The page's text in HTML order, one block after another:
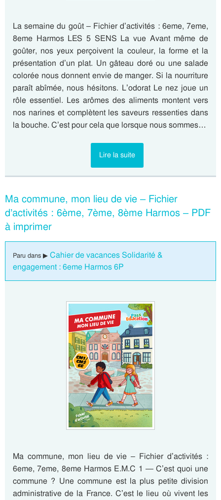
La semaine du goût – Fichier d’activités : 6eme, 7eme,
8eme Harmos LES 5 SENS La vue Avant même de
goûter, nos yeux perçoivent la couleur, la forme et la
présentation d’un plat. Un gâteau doré ou une salade
colorée nous donnent envie de manger. Si la nourriture
paraît abîmée, nous hésitons. L’odorat Le nez joue un
rôle essentiel. Les arômes des aliments montent vers
nos narines et complètent les saveurs ressenties dans
la bouche. C’est pour cela que lorsque nous sommes…
Lire la suite
Ma commune, mon lieu de vie – Fichier
d’activités : 6ème, 7ème, 8ème Harmos – PDF
à imprimer
Paru dans ▶ Cahier de vacances Solidarité &
engagement : 6eme Harmos 6P
Ma commune, mon lieu de vie – Fichier d’activités :
6eme, 7eme, 8eme Harmos E.M.C 1 — C’est quoi une
commune ? Une commune est la plus petite division
administrative de la France. C’est le lieu où vivent les